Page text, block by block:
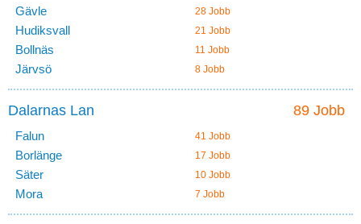
Gävle 28 Jobb
Hudiksvall 21 Jobb
Bollnäs 11 Jobb
Järvsö 8 Jobb
89 Jobb
Dalarnas Lan
Falun 41 Jobb
Borlänge 17 Jobb
Säter 10 Jobb
Mora 7 Jobb